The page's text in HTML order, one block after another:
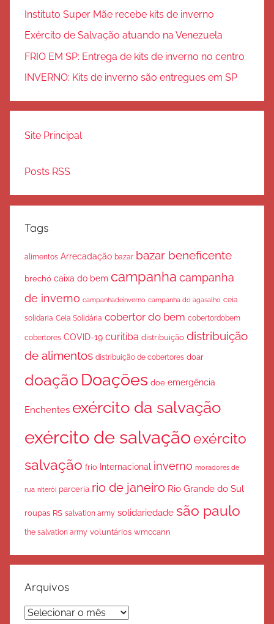
Instituto Super Mãe recebe kits de inverno
Exército de Salvação atuando na Venezuela
FRIO EM SP: Entrega de kits de inverno no centro
INVERNO: Kits de inverno são entregues em SP
Site Principal
Posts RSS
Tags
alimentos Arrecadação bazar bazar beneficente
brechó caixa do bem campanha campanha
de inverno campanhadeinverno campanha do agasalho ceia
solidaria Ceia Solidária cobertor do bem cobertordobem
cobertores COVID-19 curitiba distribuição distribuição
de alimentos distribuição de cobertores doar
doação Doações doe emergência
Enchentes exército da salvação
exército de salvaçãoexército
salvação frio Internacional inverno moradores de
rua niterói parceria rio de janeiro Rio Grande do Sul
roupas RS salvation army solidariedade são paulo
the salvation army voluntários wmccann
Arquivos
Arquivos